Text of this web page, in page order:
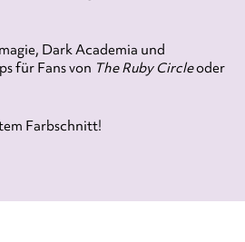
Dark Academia und
für Fans von The Ruby Circleoder
Farbschnitt!